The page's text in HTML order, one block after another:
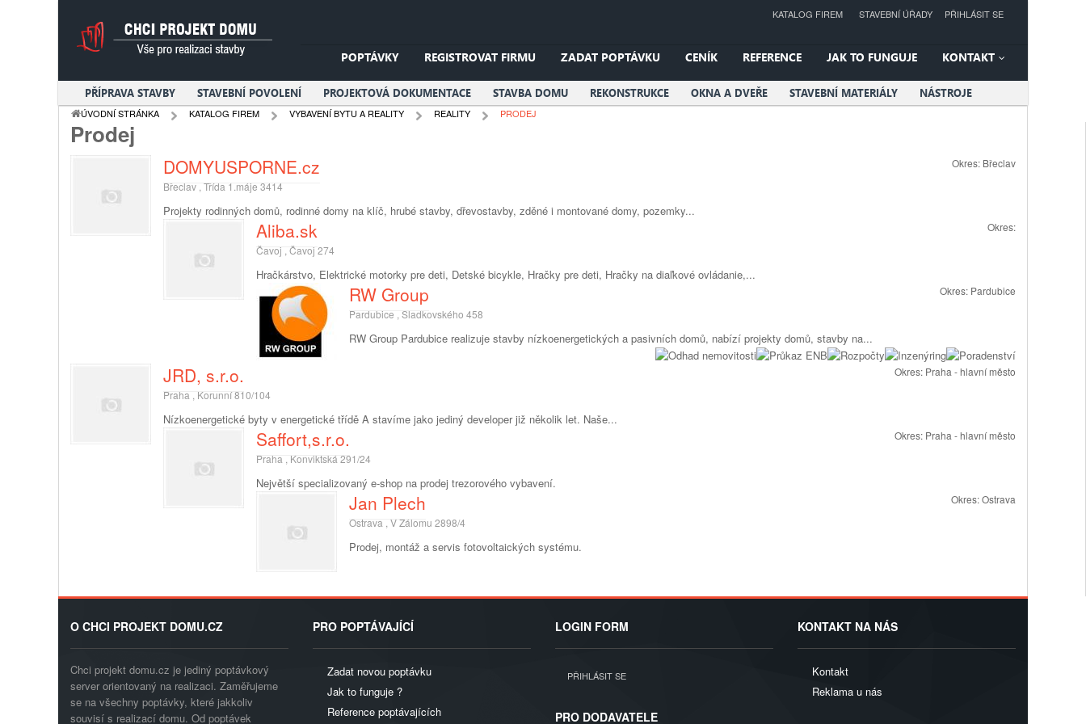
PŘIHLÁSIT SE
KATALOG FIREM STAVEBNÍ ÚŘADY
POPTÁVKY REGISTROVAT FIRMU ZADAT POPTÁVKU CENÍK REFERENCE JAK TO FUNGUJE KONTAKT
PŘÍPRAVA STAVBY STAVEBNÍ POVOLENÍ PROJEKTOVÁ DOKUMENTACE STAVBA DOMU REKONSTRUKCE OKNA A DVEŘE STAVEBNÍ MATERIÁLY NÁSTROJE
ÚVODNÍ STRÁNKA KATALOG FIREM VYBAVENÍ BYTU A REALITY REALITY PRODEJ
Prodej
DOMYUSPORNE.cz Okres: Břeclav
Břeclav , Třída 1.máje 3414
Projekty rodinných domů, rodinné domy na klíč, hrubé stavby, dřevostavby, zděné i montované domy, pozemky...
Aliba.sk
Okres:
Čavoj , Čavoj 274
Hračkárstvo, Elektrické motorky pre deti, Detské bicykle, Hračky pre deti, Hračky na diaľkové ovládanie,...
RW Group Okres: Pardubice
Pardubice , Sladkovského 458
RW Group Pardubice realizuje stavby nízkoenergetických a pasivních domů, nabízí projekty domů, stavby na...
JRD, s.r.o. Okres: Praha - hlavní město
Praha , Korunní 810/104
Nízkoenergetické byty v energetické třídě A stavíme jako jediný developer již několik let. Naše...
Saffort,s.r.o. Okres: Praha - hlavní město
Praha , Konviktská 291/24
Největší specializovaný e-shop na prodej trezorového vybavení.
Jan Plech Okres:Ostrava
Ostrava , V Zálomu 2898/4
Prodej, montáž a servis fotovoltaických systému.
O CHCI PROJEKT DOMU.CZ
Chci projekt domu.cz je jediný poptávkový
server orientovaný na realizaci. Zaměřujeme
se na všechny poptávky, které jakkoliv
souvisí s realizací domu. Od poptávek
PRO POPTÁVAJÍCÍ
Zadat novou poptávku
Jak to funguje ?
Reference poptávajících
LOGIN FORM
PŘIHLÁSIT SE
PRO DODAVATELE
KONTAKT NA NÁS
Kontakt
Reklama u nás